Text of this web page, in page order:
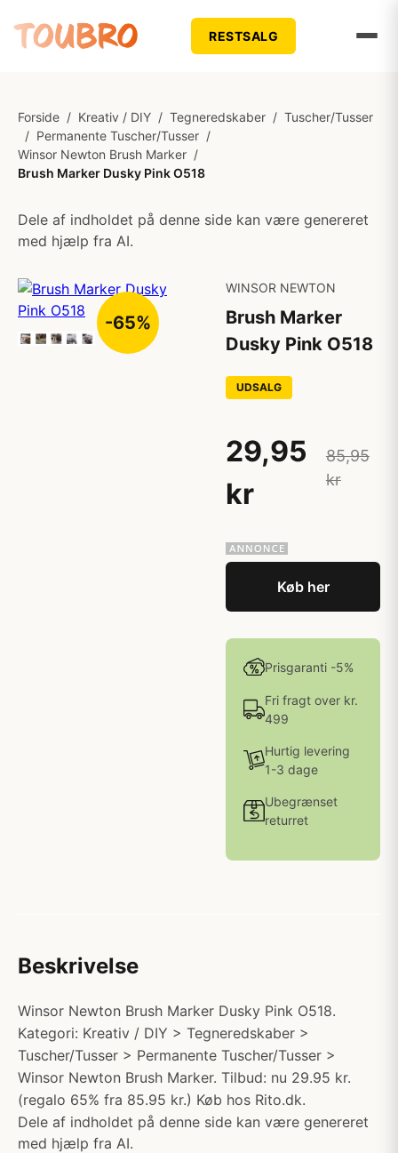
RESTSALG
Forside / Kreativ / DIY / Tegneredskaber / Tuscher/Tusser
/ Permanente Tuscher/Tusser /
Winsor Newton Brush Marker /
Brush Marker Dusky Pink O518
Dele af indholdet på denne side kan være genereret
med hjælp fra AI.
-65%
WINSOR NEWTON
Brush Marker
Dusky Pink O518
UDSALG
29,95
kr
85,95
kr
Køb her
Prisgaranti -5%
Fri fragt over kr.
499
Hurtig levering
1-3 dage
Ubegrænset
returret
Beskrivelse
Winsor Newton Brush Marker Dusky Pink O518.
Kategori: Kreativ / DIY > Tegneredskaber >
Tuscher/Tusser > Permanente Tuscher/Tusser >
Winsor Newton Brush Marker. Tilbud: nu 29.95 kr.
(regalo 65% fra 85.95 kr.) Køb hos Rito.dk.
Dele af indholdet på denne side kan være genereret
med hjælp fra AI.